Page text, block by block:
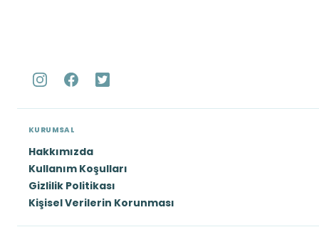
KURUMSAL
Hakkımızda
Kullanım Koşulları
Gizlilik Politikası
Kişisel Verilerin Korunması